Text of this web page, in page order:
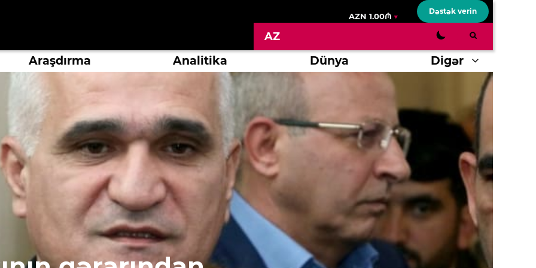
AZN 1.00₼
Dəstək verin
AZ
Araşdırma Analitika Dünya Digər